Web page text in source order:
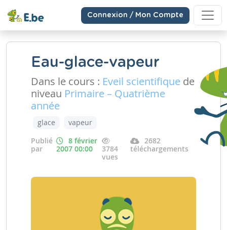
Connexion / Mon Compte
Eau-glace-vapeur
Dans le cours : Eveil scientifique de
niveau Primaire – Quatrième
année
glace
vapeur
Publié
par
8 février
2007 00:00
3784
vues
2682
téléchargements